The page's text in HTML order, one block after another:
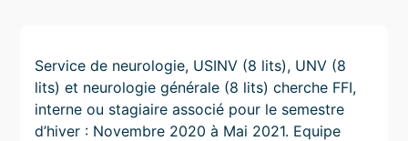
Service de neurologie, USINV (8 lits), UNV (8
lits) et neurologie générale (8 lits) cherche FFI,
interne ou stagiaire associé pour le semestre
d’hiver : Novembre 2020 à Mai 2021. Equipe